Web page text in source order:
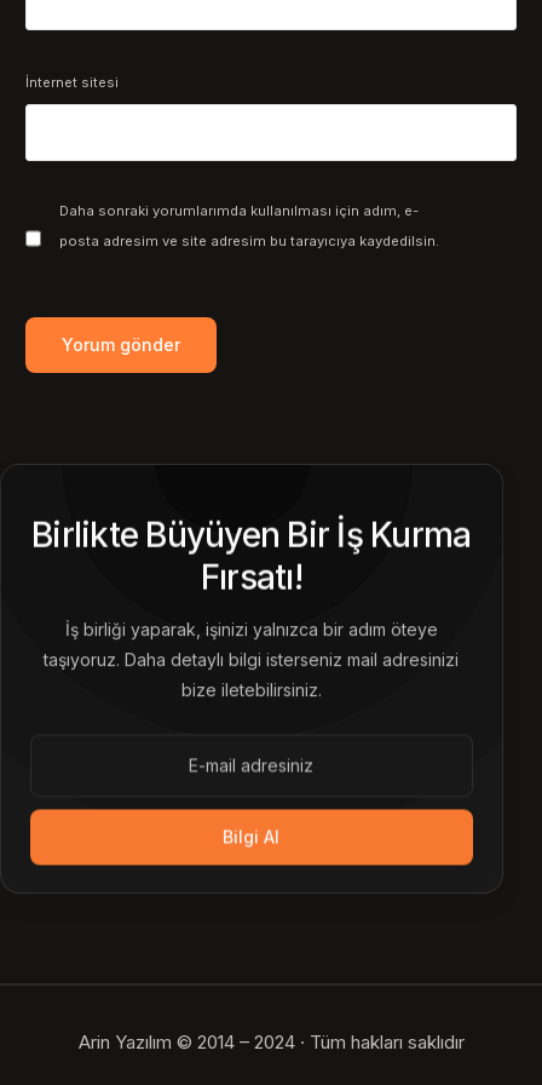
İnternet sitesi
Daha sonraki yorumlarımda kullanılması için adım, e-
posta adresim ve site adresim bu tarayıcıya kaydedilsin.
Birlikte Büyüyen Bir İş Kurma
Fırsatı!
İş birliği yaparak, işinizi yalnızca bir adım öteye
taşıyoruz. Daha detaylı bilgi isterseniz mail adresinizi
bize iletebilirsiniz.
Bilgi Al
Arin Yazılım © 2014 – 2024 · Tüm hakları saklıdır